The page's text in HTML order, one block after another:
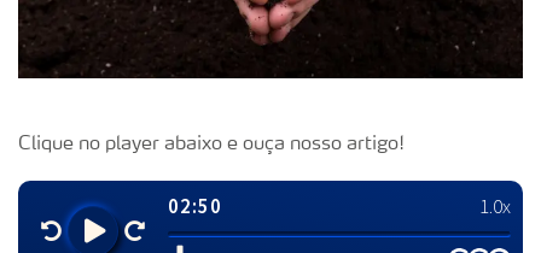
Clique no player abaixo e ouça nosso artigo!